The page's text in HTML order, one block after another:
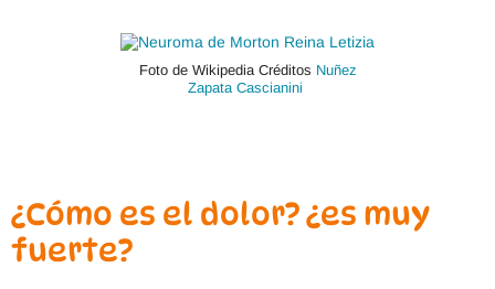
v
r
i
.
L
Foto de Wikipedia Créditos Nuñez
Zapata Cascianini
¿Cómo es el dolor? ¿es muy
fuerte?